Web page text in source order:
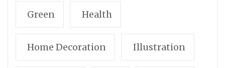
Green Health
Home Decoration Illustration